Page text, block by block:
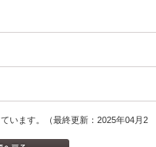
います。（最終更新：2025年04月2